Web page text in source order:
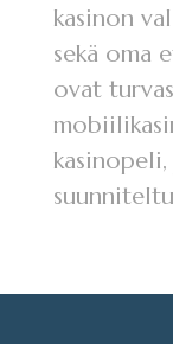
kasinon
sekä oma
ovat